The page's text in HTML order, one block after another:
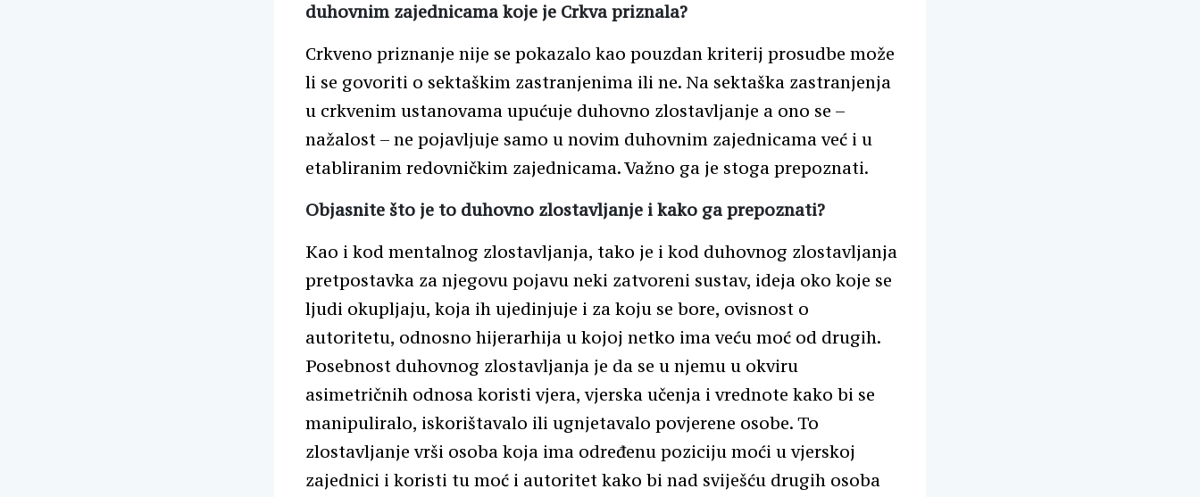
duhovnim zajednicama koje je Crkva priznala?
Crkveno priznanje nije se pokazalo kao pouzdan kriterij prosudbe može
li se govoriti o sektaškim zastranjenima ili ne. Na sektaška zastranjenja
u crkvenim ustanovama upućuje duhovno zlostavljanje a ono se –
nažalost – ne pojavljuje samo u novim duhovnim zajednicama već i u
etabliranim redovničkim zajednicama. Važno ga je stoga prepoznati.
Objasnite što je to duhovno zlostavljanje i kako ga prepoznati?
Kao i kod mentalnog zlostavljanja, tako je i kod duhovnog zlostavljanja
pretpostavka za njegovu pojavu neki zatvoreni sustav, ideja oko koje se
ljudi okupljaju, koja ih ujedinjuje i za koju se bore, ovisnost o
autoritetu, odnosno hijerarhija u kojoj netko ima veću moć od drugih.
Posebnost duhovnog zlostavljanja je da se u njemu u okviru
asimetričnih odnosa koristi vjera, vjerska učenja i vrednote kako bi se
manipuliralo, iskorištavalo ili ugnjetavalo povjerene osobe. To
zlostavljanje vrši osoba koja ima određenu poziciju moći u vjerskoj
zajednici i koristi tu moć i autoritet kako bi nad sviješću drugih osoba